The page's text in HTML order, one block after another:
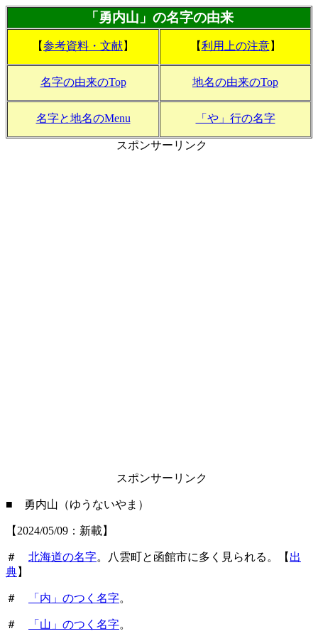
「勇内山」の名字の由来
【参考資料・文献】 【利用上の注意】
名字の由来のTop 地名の由来のTop
名字と地名のMenu 「や」行の名字
スポンサーリンク
スポンサーリンク
■ 勇内山（ゆうないやま）
【2024/05/09：新載】
＃ 北海道の名字。八雲町と函館市に多く見られる。【 出
典】
＃ 「内」のつく名字。
＃ 「山」のつく名字。